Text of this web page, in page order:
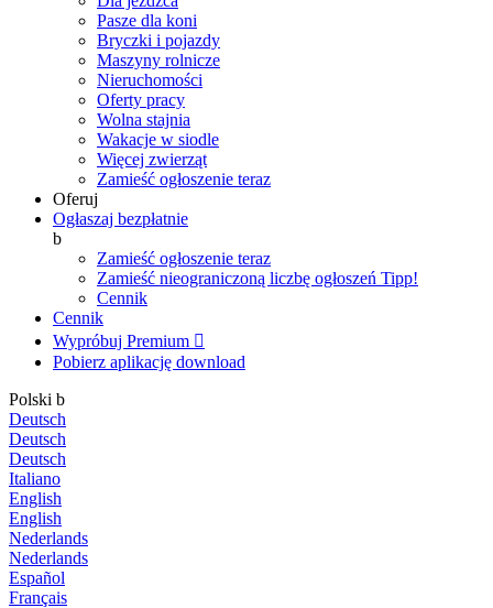
Pasze dla koni
Bryczki i pojazdy
Maszyny rolnicze
Nieruchomości
Oferty pracy
Wolna stajnia
Wakacje w siodle
Więcej zwierząt
Zamieść ogłoszenie teraz
Oferuj
Ogłaszaj bezpłatnie
b
Zamieść ogłoszenie teraz
Zamieść nieograniczoną liczbę ogłoszeń Tipp!
Cennik
Cennik
Wypróbuj Premium 
Pobierz aplikację download
Polski b
Deutsch
Deutsch
Deutsch
Italiano
English
English
Nederlands
Nederlands
Español
Français